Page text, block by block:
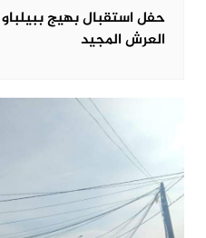
العرش المجيد